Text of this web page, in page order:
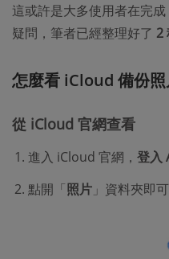
這或許是大多使用者在完
疑問，筆者已經整理好了 2
怎麼看 iCloud 備份照
從 iCloud 官網查看
進入 iCloud 官網， 登入
點開「照片 」資料夾即